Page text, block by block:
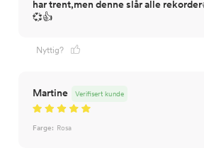
har trent,men denne slår alle
💞👍
Nyttig?
Martine Verifisert kunde
Farge: Rosa